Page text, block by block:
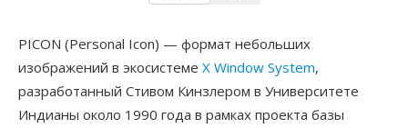
PICON (Personal Icon) — формат небольших
изображений в экосистеме X Window System,
разработанный Стивом Кинзлером в Университете
Индианы около 1990 года в рамках проекта базы